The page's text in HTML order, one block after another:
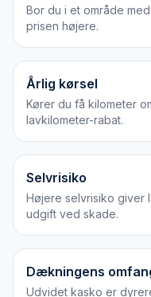
Bor du i et område
prisen højere.
Årlig kørsel
Kører du få kilometer
lavkilometer-rabat.
Selvrisiko
Højere selvrisiko giver
udgift ved skade.
Dækningens
Udvidet kasko er